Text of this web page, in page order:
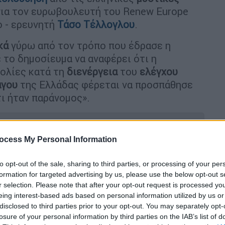
My Personal Information
opt-out of the sale, sharing to third parties, or processing of your
for targeted advertising by us, please use the below opt-out
selection. Please note that after your opt-out request is processed
interest-based ads based on personal information utilized by us
to third parties prior to your opt-out. You may separately
of your personal information by third parties on the IAB’s list of
τον ευρωβουλευτή του Renew Europe
- ερευνητή Τάσο Τέλλογλου.
γύρω από τον τρόπο που έδρασε η
δημοσίευμα να αναφέρει ότι η
κατά τη διενέργειατου ελέγχου
της Ελλάδας φέρεται να προσπάθησε
ήταν παράνομος».
στο μικροσκόπιο - Το
ανά 10ημερο – Ανησυχία